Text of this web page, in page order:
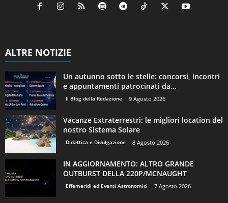
ALTRE NOTIZIE
Un autunno sotto le stelle: concorsi, incontri
e appuntamenti patrocinati da...
Il Blog della Redazione 9 Agosto 2026
Vacanze Extraterrestri: le migliori location del
nostro Sistema Solare
Didattica e Divulgazione 8 Agosto 2026
IN AGGIORNAMENTO: ALTRO GRANDE
OUTBURST DELLA 220P/MCNAUGHT
Effemeridi ed Eventi Astronomici 7 Agosto 2026